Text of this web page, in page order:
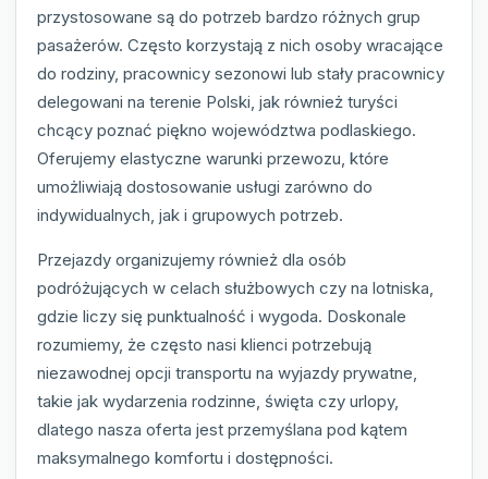
przystosowane są do potrzeb bardzo różnych grup
pasażerów. Często korzystają z nich osoby wracające
do rodziny, pracownicy sezonowi lub stały pracownicy
delegowani na terenie Polski, jak również turyści
chcący poznać piękno województwa podlaskiego.
Oferujemy elastyczne warunki przewozu, które
umożliwiają dostosowanie usługi zarówno do
indywidualnych, jak i grupowych potrzeb.
Przejazdy organizujemy również dla osób
podróżujących w celach służbowych czy na lotniska,
gdzie liczy się punktualność i wygoda. Doskonale
rozumiemy, że często nasi klienci potrzebują
niezawodnej opcji transportu na wyjazdy prywatne,
takie jak wydarzenia rodzinne, święta czy urlopy,
dlatego nasza oferta jest przemyślana pod kątem
maksymalnego komfortu i dostępności.